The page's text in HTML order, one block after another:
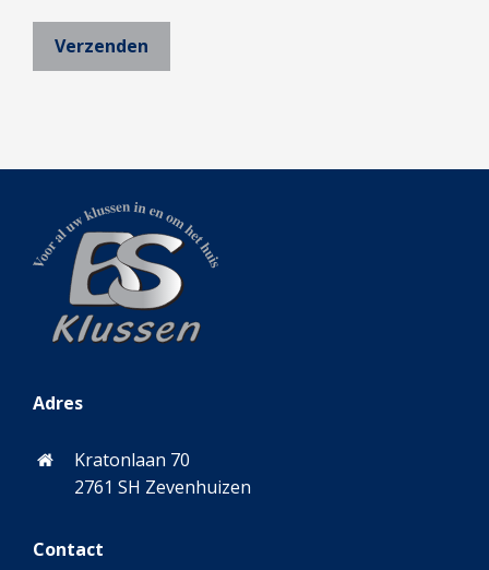
Adres
Kratonlaan 70
2761 SH Zevenhuizen
Contact